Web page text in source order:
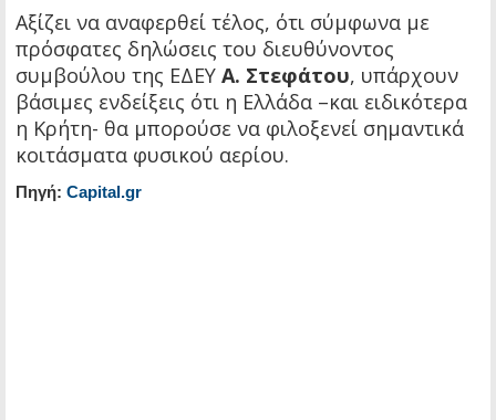
Αξίζει να αναφερθεί τέλος, ότι σύμφωνα με
πρόσφατες δηλώσεις του διευθύνοντος
συμβούλου της ΕΔΕΥ Α. Στεφάτου, υπάρχουν
βάσιμες ενδείξεις ότι η Ελλάδα –και ειδικότερα
η Κρήτη- θα μπορούσε να φιλοξενεί σημαντικά
κοιτάσματα φυσικού αερίου.
Πηγή: Capital.gr